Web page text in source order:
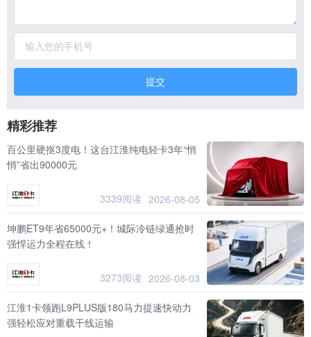
提交
精彩推荐
百公里硬抠3度电！这台江淮纯电轻卡3年“悄
悄”省出90000元
3339阅读 2026-08-05
坤鹏ET9年省65000元+！城际冷链绿通抢时
强悍运力全程在线！
3273阅读 2026-08-03
江淮1卡领跑L9PLUS版180马力提速快动力
强轻松应对重载干线运输